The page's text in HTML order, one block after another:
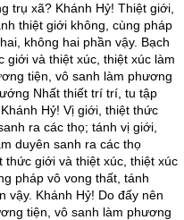
trụ xã? Khánh Hỷ! Thiệt giới,
thiệt giới không, cùng pháp
không hai phần vậy. Bạch
giới và thiệt xúc, thiệt xúc làm
tiện, vô sanh làm phương
Nhất thiết trí trí, tu tập
Hỷ! Vị giới, thiệt thức
ra các thọ; tánh vị giới,
duyên sanh ra các thọ
thức giới và thiệt xúc, thiệt xúc
pháp vô vong thất, tánh
vậy. Khánh Hỷ! Do đấy nên
tiện, vô sanh làm phương